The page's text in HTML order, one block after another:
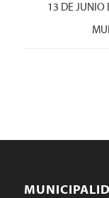
13 DE JUNIO